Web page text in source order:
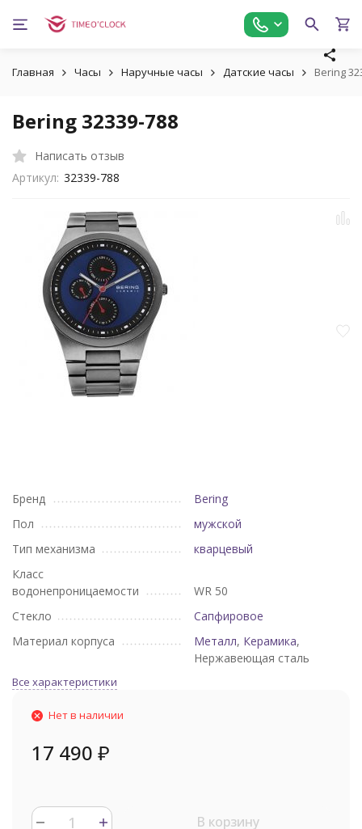
Главная Часы Наручные часы Датские часы Bering
Bering 32339-788
Написать отзыв
Артикул: 32339-788
Бренд
Bering
Пол
мужской
Тип механизма
кварцевый
Класс
водонепроницаемости
WR 50
Стекло
Сапфировое
Материал корпуса
Металл, Керамика,
Нержавеющая сталь
Все характеристики
Нет в наличии
17 490 ₽
В корзину